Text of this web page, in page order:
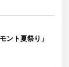
ント夏祭り」